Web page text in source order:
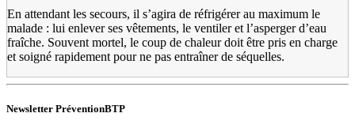
En attendant les secours, il s’agira de réfrigérer au maximum le
malade : lui enlever ses vêtements, le ventiler et l’asperger d’eau
fraîche. Souvent mortel, le coup de chaleur doit être pris en charge
et soigné rapidement pour ne pas entraîner de séquelles.
Newsletter PréventionBTP